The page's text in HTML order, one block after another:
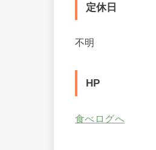
定休日
不明
HP
食べログへ